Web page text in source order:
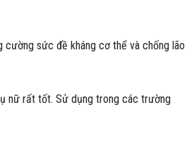
cường sức đề kháng cơ thể và chống lão
nữ rất tốt. Sử dụng trong các trường